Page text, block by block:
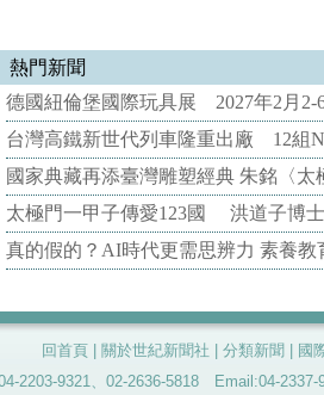
熱門新聞
德國紐倫堡國際玩具展 2027年2月2-
台灣高鐵新世代列車隆重出廠 12組
國家典藏再添臺灣雕塑經典 朱銘〈
太極門一甲子傳愛123國 洪道子博
真的假的？AI時代更需思辨力 素養
回首頁 關於世紀新聞社 分類新聞
國
2203-9321、02-2636-5818 Email:04-